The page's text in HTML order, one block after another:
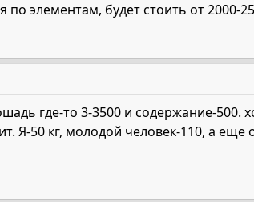
элементам, будет стоить от 2000-
где-то 3-3500 и содержание-
Я-50 кг, молодой человек-110, а